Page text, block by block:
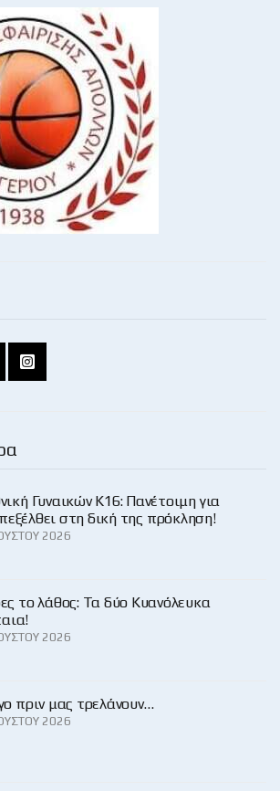
Γυναικών Κ16: Πανέτοιμη για
στη δική της πρόκληση!
2026
το λάθος: Τα δύο Κυανόλευκα
2026
πριν μας τρελάνουν…
2026